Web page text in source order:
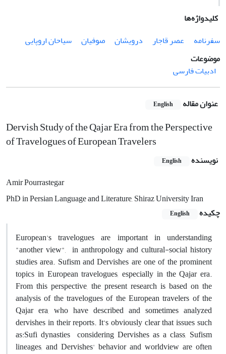
کلیدواژه‌ها
سفرنامه
عصر قاجار درویشان صوفیان
سیاحان اروپایی
موضوعات
ادبیات فارسی
عنوان مقاله English
Dervish Study of the Qajar Era from the Perspective
of Travelogues of European Travelers
نویسنده English
Amir Pourrastegar
PhD in Persian Language and Literature, Shiraz University Iran
چکیده
English
European's travelogues are important in understanding
"another view", in anthropology and cultural-social history
studies area. Sufism and Dervishes are one of the prominent
topics in European travelogues, especially in the Qajar era.
From this perspective, the present research is based on the
analysis of the travelogues of the European travelers of the
Qajar era, who have described and sometimes analyzed
dervishes in their reports. It’s obviously clear that issues such
as:Sufi dynasties considering Dervishes as a class, Sufism
lineages, and Dervishes' behavior and worldview are often